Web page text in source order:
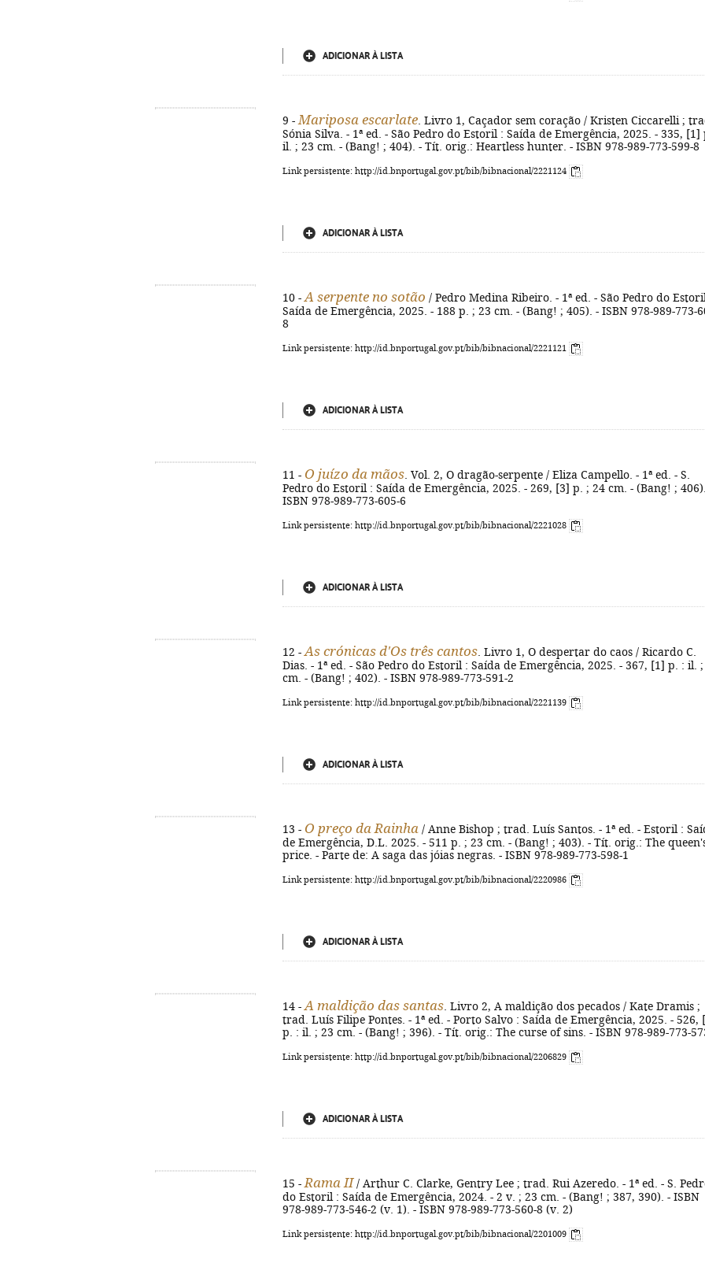
ADICIONAR À LISTA
9 - Mariposa escarlate . Livro 1, Caçador sem coração / Kristen Ciccarelli ;
Sónia Silva. - 1ª ed. - São Pedro do Estoril : Saída de Emergência, 2025. - 335, [1]
il. ; 23 cm. - (Bang! ; 404). - Tít. orig.: Heartless hunter. - ISBN 978-989-773-599-8
Link persistente: http://id.bnportugal.gov.pt/bib/bibnacional/2221124
ADICIONAR À LISTA
10 - A serpente no sotão / Pedro Medina Ribeiro. - 1ª ed. - São Pedro do
Saída de Emergência, 2025. - 188 p. ; 23 cm. - (Bang! ; 405). - ISBN 978-989-773-
8
Link persistente: http://id.bnportugal.gov.pt/bib/bibnacional/2221121
ADICIONAR À LISTA
11 - O juízo da mãos . Vol. 2, O dragão-serpente / Eliza Campello. - 1ª ed. - S.
Pedro do Estoril : Saída de Emergência, 2025. - 269, [3] p. ; 24 cm. - (Bang! ;
ISBN 978-989-773-605-6
Link persistente: http://id.bnportugal.gov.pt/bib/bibnacional/2221028
ADICIONAR À LISTA
12 - As crónicas d'Os três cantos . Livro 1, O despertar do caos / Ricardo C.
Dias. - 1ª ed. - São Pedro do Estoril : Saída de Emergência, 2025. - 367, [1] p. : il. ;
cm. - (Bang! ; 402). - ISBN 978-989-773-591-2
Link persistente: http://id.bnportugal.gov.pt/bib/bibnacional/2221139
ADICIONAR À LISTA
13 - O preço da Rainha / Anne Bishop ; trad. Luís Santos. - 1ª ed. - Estoril :
de Emergência, D.L. 2025. - 511 p. ; 23 cm. - (Bang! ; 403). - Tít. orig.: The
price. - Parte de: A saga das jóias negras. - ISBN 978-989-773-598-1
Link persistente: http://id.bnportugal.gov.pt/bib/bibnacional/2220986
ADICIONAR À LISTA
14 - A maldição das santas . Livro 2, A maldição dos pecados / Kate Dramis ;
trad. Luís Filipe Pontes. - 1ª ed. - Porto Salvo : Saída de Emergência, 2025. - 526,
p. : il. ; 23 cm. - (Bang! ; 396). - Tít. orig.: The curse of sins. - ISBN 978-989-773-
Link persistente: http://id.bnportugal.gov.pt/bib/bibnacional/2206829
ADICIONAR À LISTA
15 - Rama II / Arthur C. Clarke, Gentry Lee ; trad. Rui Azeredo. - 1ª ed. - S.
do Estoril : Saída de Emergência, 2024. - 2 v. ; 23 cm. - (Bang! ; 387, 390). - ISBN
978-989-773-546-2 (v. 1). - ISBN 978-989-773-560-8 (v. 2)
Link persistente: http://id.bnportugal.gov.pt/bib/bibnacional/2201009